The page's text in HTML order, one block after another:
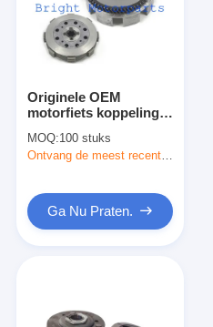
Originele OEM
motorfiets koppeling
doos Assy voor
Yamaha YBR125
MOQ:100 stuks
Ontvang de meest recente Prijs
Ga Nu Praten.